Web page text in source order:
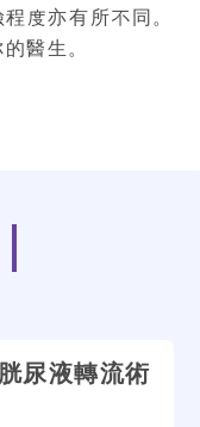
度亦有所不同。
醫生。
尿液轉流術